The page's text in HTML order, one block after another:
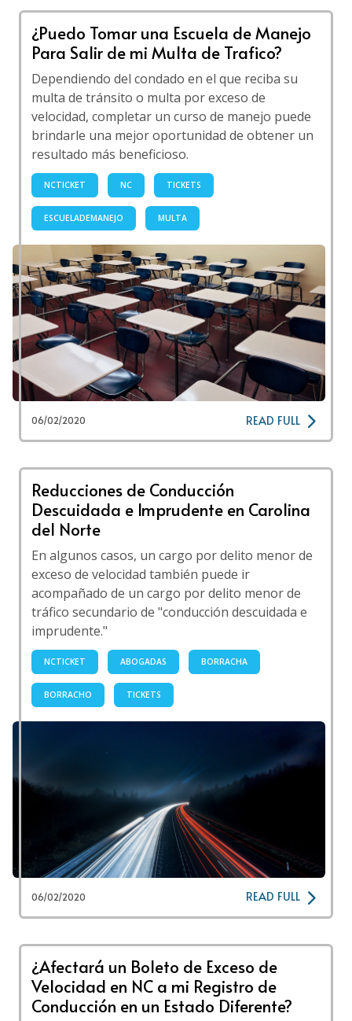
¿Puedo Tomar una Escuela de Manejo
Para Salir de mi Multa de Trafico?
Dependiendo del condado en el que reciba su
multa de tránsito o multa por exceso de
velocidad, completar un curso de manejo puede
brindarle una mejor oportunidad de obtener un
resultado más beneficioso.
NCTICKET NC TICKETS
ESCUELADEMANEJO MULTA
06/02/2020 READ FULL
Reducciones de Conducción
Descuidada e Imprudente en Carolina
del Norte
En algunos casos, un cargo por delito menor de
exceso de velocidad también puede ir
acompañado de un cargo por delito menor de
tráfico secundario de "conducción descuidada e
imprudente."
NCTICKET ABOGADAS BORRACHA
BORRACHO TICKETS
06/02/2020 READ FULL
¿Afectará un Boleto de Exceso de
Velocidad en NC a mi Registro de
Conducción en un Estado Diferente?